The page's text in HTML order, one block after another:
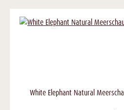
White Elephant Natural